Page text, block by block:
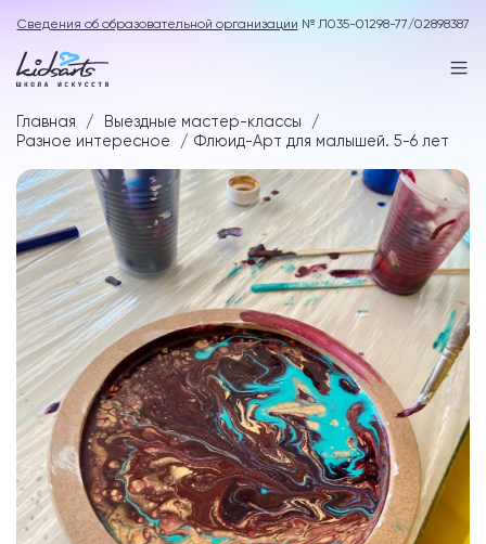
Сведения об образовательной организации № Л035-01298-77/02898387
Главная
Выездные мастер-классы
Разное интересное
Флюид-Арт для малышей. 5-6 лет